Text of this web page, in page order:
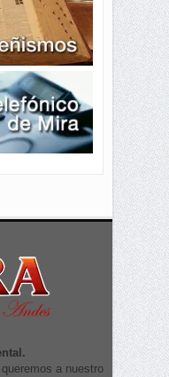
a nuestro